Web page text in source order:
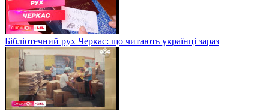
Бібліотечний рух Черкас: що читають українці зараз